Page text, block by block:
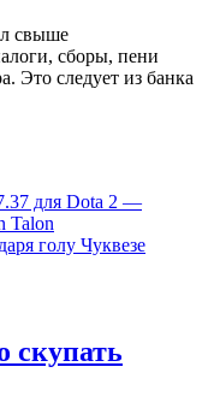
свыше
сборы, пени
Это следует из банка
для Dota 2 —
Talon
голу Чуквезе
скупать